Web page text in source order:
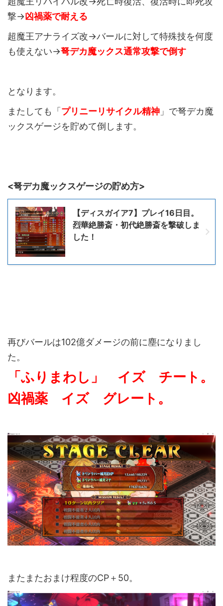
撃→凶禍薬で耐える
超魔王アナライズ改→バールに対して特殊技を何度
も使えない→弩デカ魔ックス通常攻撃で倒す
となります。
またしても「プリニーリサイクル精神 」で弩デカ魔
ックスゲージを貯めて倒します。
<弩デカ魔ックスゲージの貯め方>
【ディスガイア7】プレイ16日目。
烈華絶勝斎・初代絶勝斎を撃破しま
した！
再びバールは102億ダメージの前に塵になりまし
た。
「ふりまわし」 イズ チート。
凶禍薬 イズ グレート。
またまたおまけ程度のCP＋50。